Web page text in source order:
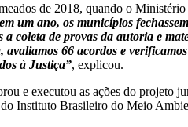
de 2018, quando o
um ano, os municípios
coleta de provas da autoria e
66 acordos e
à Justiça”, explicou.
e executou as ações do projeto
Instituto Brasileiro do Meio